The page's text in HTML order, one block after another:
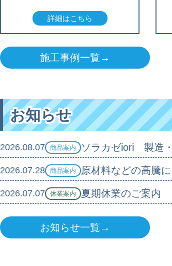
詳細はこちら
施工事例一覧→
お知らせ
2026.08.07 商品案内 ソラカゼiori 製造
2026.07.28 商品案内 原材料などの高騰
2026.07.07 休業案内 夏期休業のご案内
お知らせ一覧→